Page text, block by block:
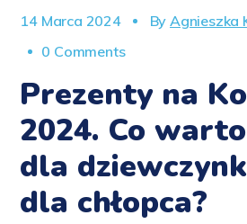
14 Marca 2024 ByAgnieszka
0 Comments
Prezenty na
2024. Co
dla
dla chłopca?